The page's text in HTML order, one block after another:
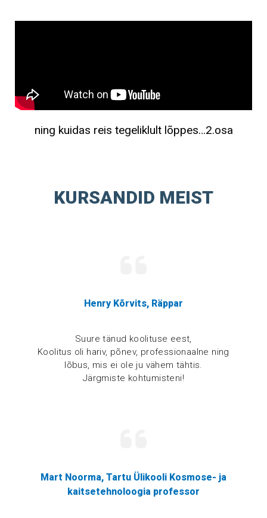
ning kuidas reis tegeliklult lõppes…2.osa
KURSANDID MEIST
Henry Kõrvits, Räppar
Suure tänud koolituse eest,
Koolitus oli hariv, põnev, professionaalne ning
lõbus, mis ei ole ju vähem tähtis.
Järgmiste kohtumisteni!
Mart Noorma, Tartu Ülikooli Kosmose- ja
kaitsetehnoloogia professor